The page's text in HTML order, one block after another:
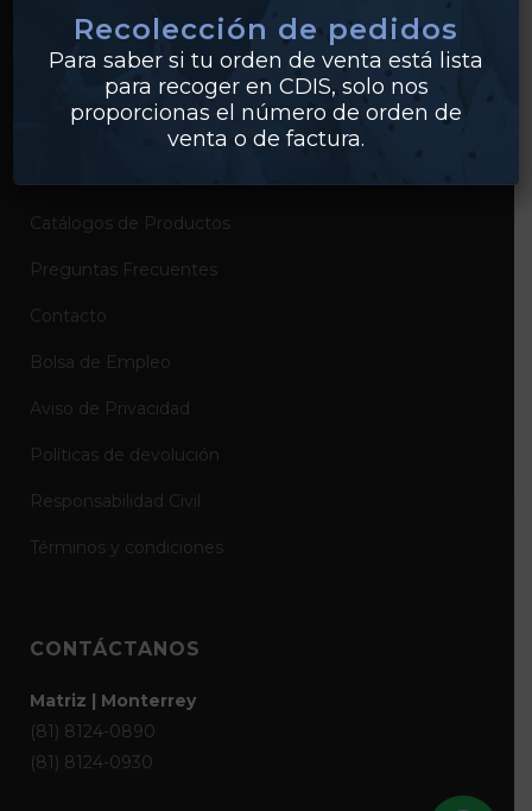
EMPRESA
Sobre Industrias Miller
Catálogos de Productos
Preguntas Frecuentes
Contacto
Bolsa de Empleo
Aviso de Privacidad
Políticas de devolución
Responsabilidad Civil
Términos y condiciones
CONTÁCTANOS
Matriz | Monterrey
(81) 8124-0890
(81) 8124-0930
Recolección de pedidos
Para saber si tu orden de venta está lista
para recoger en CDIS, solo nos
proporcionas el número de orden de
venta o de factura.